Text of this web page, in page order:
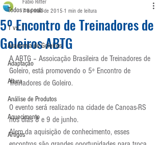
Todos os posts
1 vs. 1
Academia de Goleiros
Adaptação
Altura
Análise de Produtos
Aquecimento
Artigos
5º Encontro de Treinadores de
Goleiros ABTG
Fabio Ritter
7 de mai. de 2015 1 min de leitura
A ABTG – Assoicação Brasileira de Treinadores de
Goleiro, está promovendo o 5º Encontro de
Treinadores de Goleiro.
O evento será realizado na cidade de Canoas-RS
nos dias 8 e 9 de junho.
Alem da aquisição de conhecimento, esses